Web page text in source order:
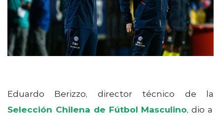
Eduardo Berizzo, director técnico de la
Selección Chilena de Fútbol Masculino, dio a